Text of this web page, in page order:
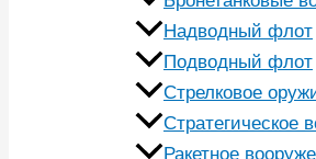
Надводный флот
Подводный флот
Стрелковое
Стратегическое
Ракетное